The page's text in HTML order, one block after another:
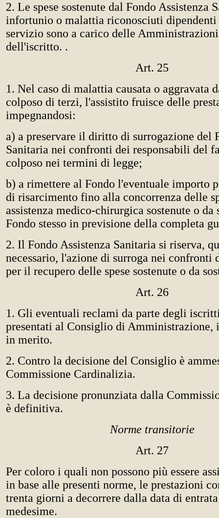
2. Le spese sostenute dal Fondo Assistenza
infortunio o malattia riconosciuti dipendenti
servizio sono a carico delle
dell'iscritto. .
Art. 25
1. Nel caso di malattia causata o aggravata
colposo di terzi, l'assistito fruisce delle
impegnandosi:
a) a preservare il diritto di surrogazione del
Sanitaria nei confronti dei responsabili del
colposo nei termini di legge;
b) a rimettere al Fondo l'eventuale importo
di risarcimento fino alla concorrenza delle
assistenza medico-chirurgica sostenute o da
Fondo stesso in previsione della completa
2. Il Fondo Assistenza Sanitaria si riserva,
necessario, l'azione di surroga nei confronti
per il recupero delle spese sostenute o da
Art. 26
1. Gli eventuali reclami da parte degli
presentati al Consiglio di Amministrazione,
in merito.
2. Contro la decisione del Consiglio è
Commissione Cardinalizia.
3. La decisione pronunziata dalla
è definitiva.
Norme transitorie
Art. 27
Per coloro i quali non possono più essere
in base alle presenti norme, le prestazioni
trenta giorni a decorrere dalla data di
medesime.